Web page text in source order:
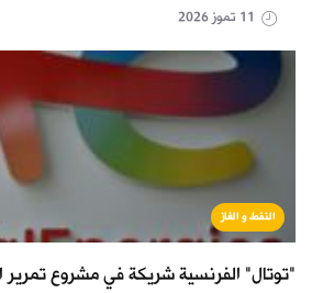
النفط و الغاز
"توتال" الفرنسية شريكة في مشروع تمرير